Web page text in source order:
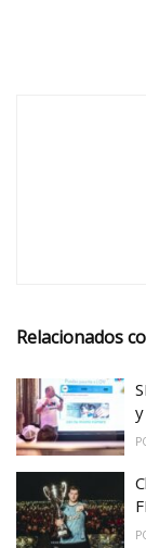
Relacionados